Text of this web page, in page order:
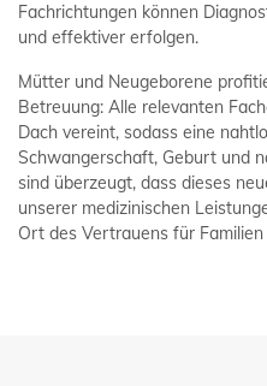
Fachrichtungen können
und effektiver erfolgen.
Mütter und Neugeborene
Betreuung: Alle relevanten
Dach vereint, sodass eine
Schwangerschaft, Geburt und
sind überzeugt, dass dieses
unserer medizinischen
Ort des Vertrauens für